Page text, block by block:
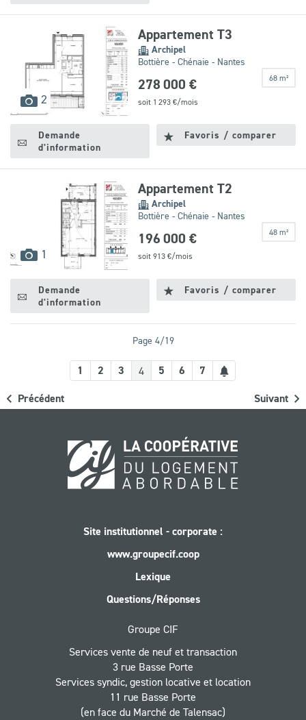
2 images
disponibles
Appartement T3
Archipel
Bottière - Chénaie - Nantes
68 m²
278 000 €
soit 1 293€/mois
Demande
d'information
Favoris / comparer
1 images
disponibles
Appartement T2
Archipel
Bottière - Chénaie - Nantes
48 m²
196 000 €
soit 913€/mois
Demande
d'information
Favoris / comparer
Page 4/19
Précédent
1 2 3 4 5 6 7
Créer
une
alerteSuivant
Site institutionnel - corporate :
www.groupecif.coop
Lexique
Questions/Réponses
Groupe CIF
Services vente de neuf et transaction
3 rue Basse Porte
Services syndic, gestion locative et location
11 rue Basse Porte
(en face du Marché de Talensac)